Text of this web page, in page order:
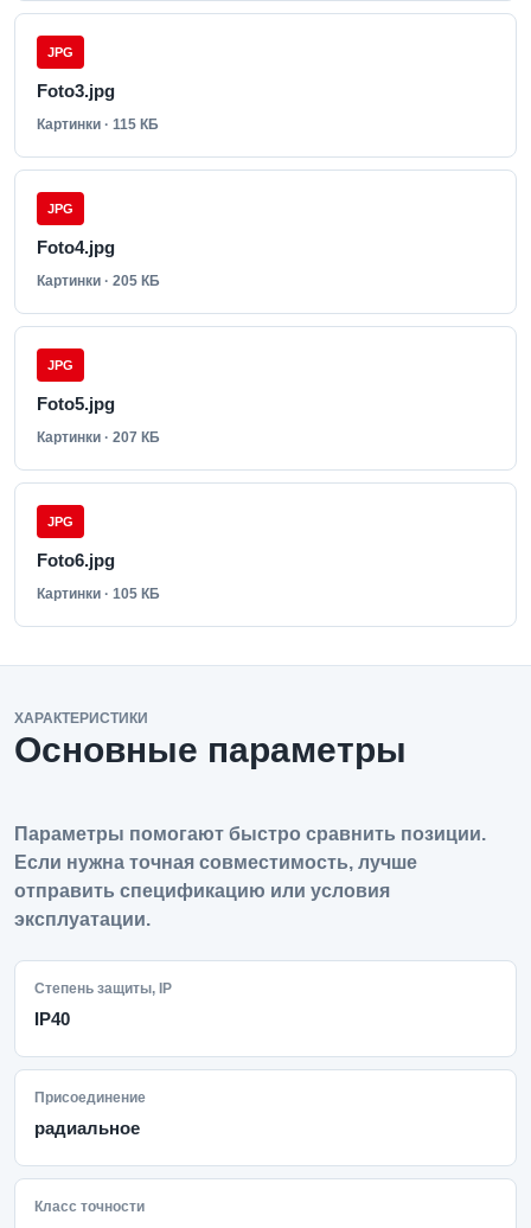
JPG
Foto3.jpg
Картинки · 115 КБ
JPG
Foto4.jpg
Картинки · 205 КБ
JPG
Foto5.jpg
Картинки · 207 КБ
JPG
Foto6.jpg
Картинки · 105 КБ
ХАРАКТЕРИСТИКИ
Основные параметры
Параметры помогают быстро сравнить позиции.
Если нужна точная совместимость, лучше
отправить спецификацию или условия
эксплуатации.
Степень защиты, IP
IP40
Присоединение
радиальное
Класс точности